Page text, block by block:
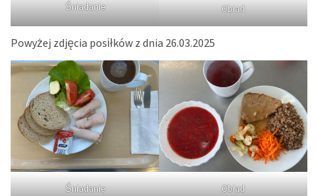
Śniadanie Obiad
Powyżej zdjęcia posiłków z dnia 26.03.2025
Śniadanie Obiad